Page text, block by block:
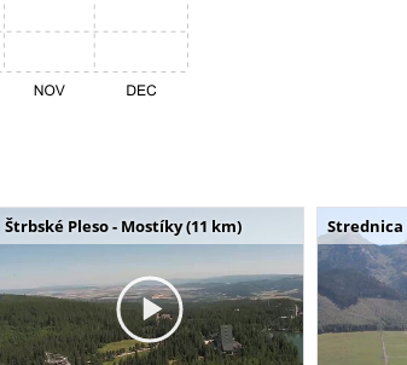
Štrbské Pleso - Mostíky (11 km) Strednica